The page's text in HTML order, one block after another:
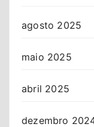
agosto 2025
maio 2025
abril 2025
dezembro